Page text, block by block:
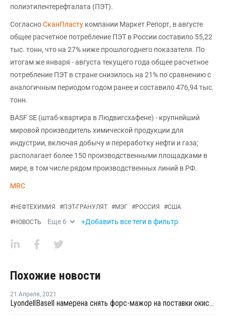
полиэтилентерефталата (ПЭТ).
СогласноСканПласту компании Маркет Репорт, в августе
общее расчетное потребление ПЭТ в России составило 55,22
тыс. тонн, что на 27% ниже прошлогоднего показателя. По
итогам же января - августа текущего года общее расчетное
потребление ПЭТ в стране снизилось на 21% по сравнению с
аналогичным периодом годом ранее и составило 476,94 тыс.
тонн.
BASF SE (штаб-квартира в Людвигсхафене) - крупнейший
мировой производитель химической продукции для
индустрии, включая добычу и переработку нефти и газа;
располагает более 150 производственными площадками в
мире, в том числе рядом производственных линий в РФ.
MRC
#НЕФТЕХИМИЯ #ПЭТ-ГРАНУЛЯТ #МЭГ #РОССИЯ #США
#НОВОСТЬ Еще 6 +Добавить все теги в фильтр
Похожие новости
21 Апреля, 2021
LyondellBasell намерена снять форс-мажор на поставки окиси этилена и этиленгликоля в США